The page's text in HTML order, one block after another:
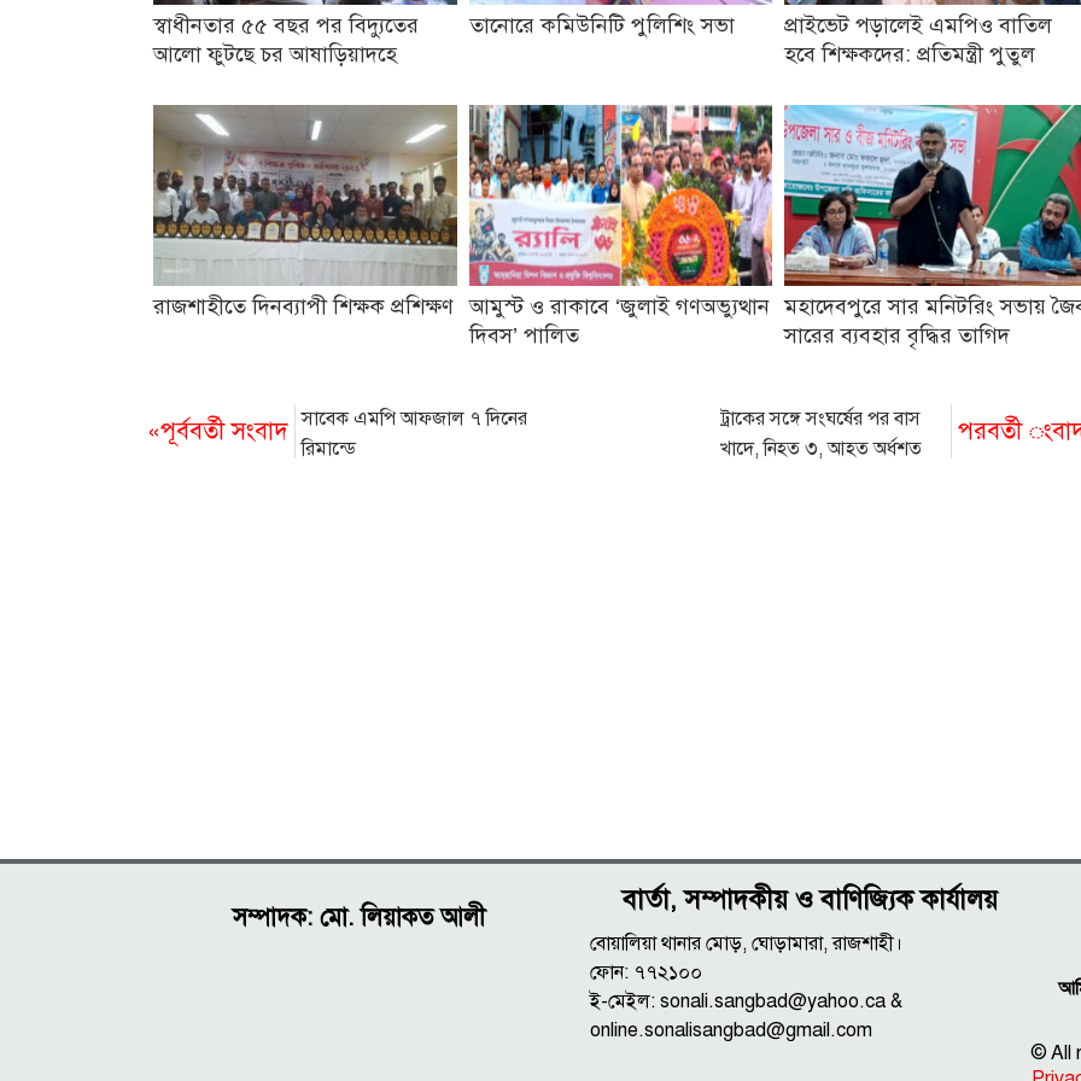
স্বাধীনতার ৫৫ বছর পর বিদ্যুতের
আলো ফুটছে চর আষাড়িয়াদহে
তানোরে কমিউনিটি পুলিশিং সভা
প্রাইভেট পড়ালেই এমপিও বাতিল
হবে শিক্ষকদের: প্রতিমন্ত্রী পুতুল
রাজশাহীতে দিনব্যাপী শিক্ষক প্রশিক্ষণ আমুস্ট ও রাকাবে ‘জুলাই গণঅভ্যুত্থান
দিবস’ পালিত
মহাদেবপুরে সার মনিটরিং সভায়
সারের ব্যবহার বৃদ্ধির তাগিদ
«পূর্ববর্তী সংবাদ সাবেক এমপি আফজাল ৭ দিনের
রিমান্ডে
পরবর্তী
ট্রাকের সঙ্গে সংঘর্ষের পর বাস
খাদে, নিহত ৩, আহত অর্ধশত
সম্পাদক: মো. লিয়াকত আলী
বার্তা, সম্পাদকীয় ও বাণিজ্যিক কার্যালয়
বোয়ালিয়া থানার মোড়, ঘোড়ামারা, রাজশাহী।
ফোন: ৭৭২১০০
ই-মেইল: sonali.sangbad@yahoo.ca &
online.sonalisangbad@gmail.com
© All